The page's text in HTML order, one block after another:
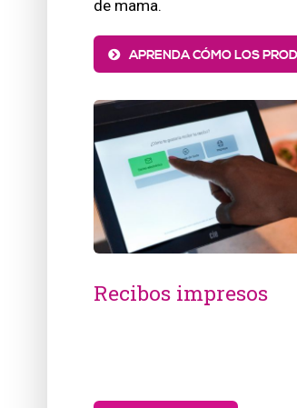
de mama.
APRENDA CÓMO LOS
Recibos impresos